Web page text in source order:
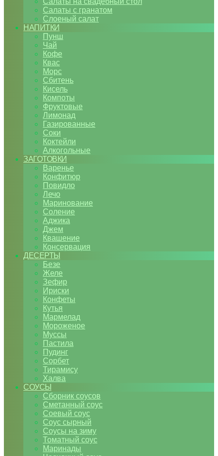
Салаты с гранатом
Слоеный салат
НАПИТКИ
Пунш
Чай
Кофе
Квас
Морс
Сбитень
Кисель
Компоты
Фруктовые
Лимонад
Газированные
Соки
Коктейли
Алкогольные
ЗАГОТОВКИ
Варенье
Конфитюр
Повидло
Лечо
Маринование
Соление
Аджика
Джем
Квашение
Консервация
ДЕСЕРТЫ
Безе
Желе
Зефир
Ириски
Конфеты
Кутья
Мармелад
Мороженое
Муссы
Пастила
Пудинг
Сорбет
Тирамису
Халва
СОУСЫ
Сборник соусов
Сметанный соус
Соевый соус
Соус сырный
Соусы на зиму
Томатный соус
Маринады